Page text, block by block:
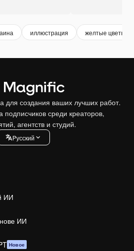
иллюстрация желтые цветы
для создания ваших лучших работ.
среди креаторов,
агентств и студий.
Pусский
ИИ
ИИ
Новое